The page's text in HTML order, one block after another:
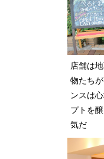
店舗は
物たち
ンスは
プトを
気だ